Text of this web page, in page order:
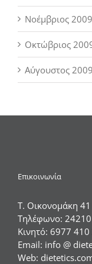
Νοέμβριος 2009
Οκτώβριος
Αύγουστος 2009
Επικοινωνία
Τ. Οικονομάκη
Τηλέφωνο:
Κινητό: 6977 410
Email: info @
Web: